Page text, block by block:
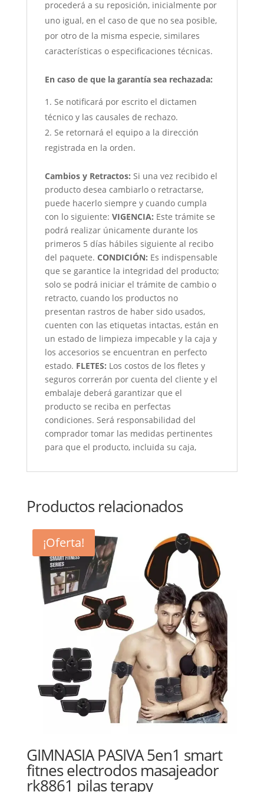
procederá a su reposición, inicialmente por
uno igual, en el caso de que no sea posible,
por otro de la misma especie, similares
características o especificaciones técnicas.
En caso de que la garantía sea rechazada:
Se notificará por escrito el dictamen
técnico y las causales de rechazo.
Se retornará el equipo a la dirección
registrada en la orden.
Cambios y Retractos: Si una vez recibido el
producto desea cambiarlo o retractarse,
puede hacerlo siempre y cuando cumpla
con lo siguiente: VIGENCIA: Este trámite se
podrá realizar únicamente durante los
primeros 5 días hábiles siguiente al recibo
del paquete. CONDICIÓN: Es indispensable
que se garantice la integridad del producto;
solo se podrá iniciar el trámite de cambio o
retracto, cuando los productos no
presentan rastros de haber sido usados,
cuenten con las etiquetas intactas, están en
un estado de limpieza impecable y la caja y
los accesorios se encuentran en perfecto
estado. FLETES: Los costos de los fletes y
seguros correrán por cuenta del cliente y el
embalaje deberá garantizar que el
producto se reciba en perfectas
condiciones. Será responsabilidad del
comprador tomar las medidas pertinentes
para que el producto, incluida su caja,
Productos relacionados
¡Oferta!
GIMNASIA PASIVA 5en1 smart
fitnes electrodos masajeador
rk8861 pilas terapy